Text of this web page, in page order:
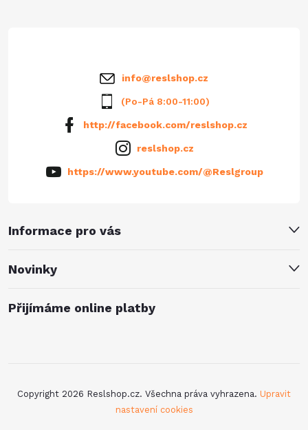
Informace pro vás
Novinky
info@reslshop.cz
(Po-Pá 8:00-11:00)
http://facebook.com/reslshop.cz
reslshop.cz
https://www.youtube.com/@Reslgroup
Přijímáme online platby
Copyright 2026 Reslshop.cz. Všechna práva vyhrazena. Upravit
nastavení cookies